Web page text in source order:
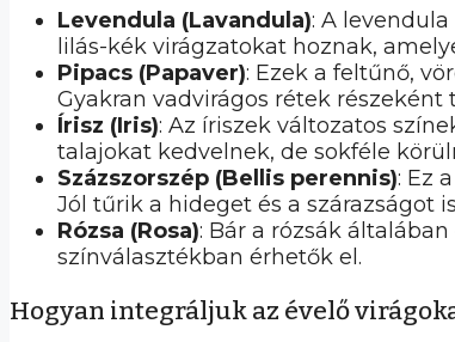
Levendula (Lavandula): A
lilás-kék virágzatokat hoznak,
Pipacs (Papaver): Ezek a feltűnő,
Gyakran vadvirágos rétek
Írisz (Iris): Az íriszek változatos
talajokat kedvelnek, de sokféle
Százszorszép (Bellis perennis): Ez
Jól tűrik a hideget és a szárazságot
Rózsa (Rosa): Bár a rózsák
színválasztékban érhetők el.
Hogyan integráljuk az évelő